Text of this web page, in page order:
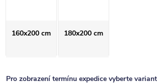
160x200 cm 180x200 cm
Pro zobrazení termínu expedice vyberte